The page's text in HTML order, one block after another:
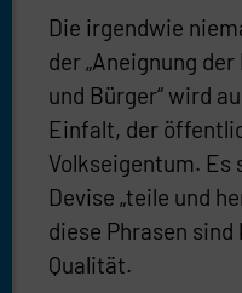
Die irgendwie
der „Aneignung
und Bürger“ wird
Einfalt, der
Volkseigentum. Es
Devise „teile und
diese Phrasen
Qualität.